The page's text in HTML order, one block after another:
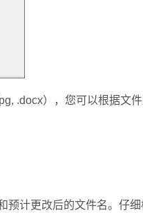
.docx），您可以根据文
计更改后的文件名。 仔细